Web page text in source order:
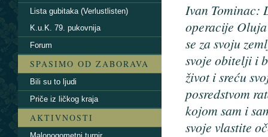
Ivan Tominac:
operacije
se za svoju
svoje obitelji i
život i sreću
posredstvom
kojom sam i
svoje vlastite
Lista gubitaka (Verlustlisten)
K.u.K. 79. pukovnija
Forum
SPASIMO OD ZABORAVA
Bili su to ljudi
Priče iz ličkog kraja
AKTIVNOSTI